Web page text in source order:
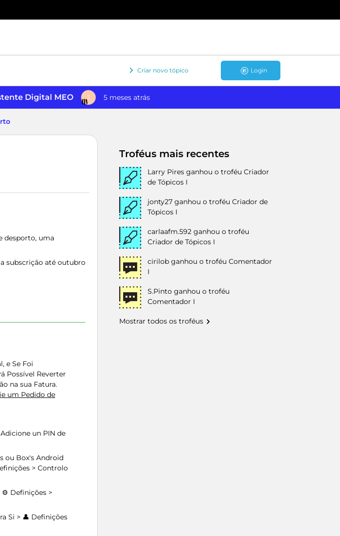
Criar novo tópico Login
Digital MEO J 5 meses atrás
desporto, uma
subscrição até outubro
e Se Foi
Possível Reverter
na sua Fatura.
um Pedido de
un PIN de
ou Box's Android
> Controlo
⚙️ Definições >
Si > 👤 Definições
Troféus mais recentes
Larry Pires ganhou o troféu Criador
de Tópicos I
jonty27 ganhou o troféu Criador de
Tópicos I
carlaafm.592 ganhou o troféu
Criador de Tópicos I
cirilob ganhou o troféu Comentador
I
S.Pinto ganhou o troféu
Comentador I
Mostrar todos os troféus